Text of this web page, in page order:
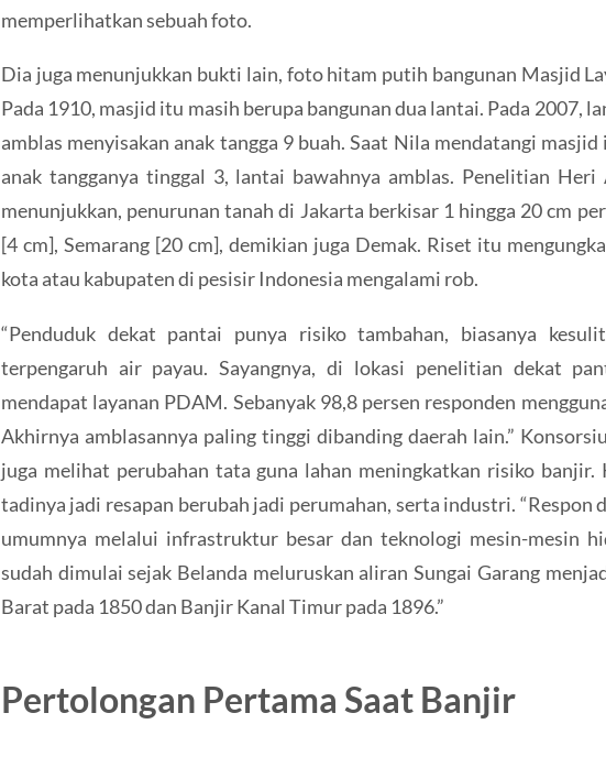
memperlihatkan sebuah foto.
Dia juga menunjukkan bukti lain, foto hitam putih bangunan Masjid
Pada 1910, masjid itu masih berupa bangunan dua lantai. Pada 2007,
amblas menyisakan anak tangga 9 buah. Saat Nila mendatangi
anak tangganya tinggal 3, lantai bawahnya amblas. Penelitian Heri
menunjukkan, penurunan tanah di Jakarta berkisar 1 hingga 20 cm
[4 cm], Semarang [20 cm], demikian juga Demak. Riset itu
kota atau kabupaten di pesisir Indonesia mengalami rob.
“Penduduk dekat pantai punya risiko tambahan, biasanya
terpengaruh air payau. Sayangnya, di lokasi penelitian dekat
mendapat layanan PDAM. Sebanyak 98,8 persen responden
Akhirnya amblasannya paling tinggi dibanding daerah lain.”
juga melihat perubahan tata guna lahan meningkatkan risiko banjir.
tadinya jadi resapan berubah jadi perumahan, serta industri. “Respon
umumnya melalui infrastruktur besar dan teknologi mesin-mesin
sudah dimulai sejak Belanda meluruskan aliran Sungai Garang
Barat pada 1850 dan Banjir Kanal Timur pada 1896.”
Pertolongan Pertama Saat Banjir